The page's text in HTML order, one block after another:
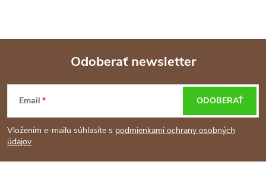
Z
á
p
Odoberať newsletter
Email
Vložením e-mailu súhlasíte s podmienkami ochrany osobných
údajov
ODOBERAŤ